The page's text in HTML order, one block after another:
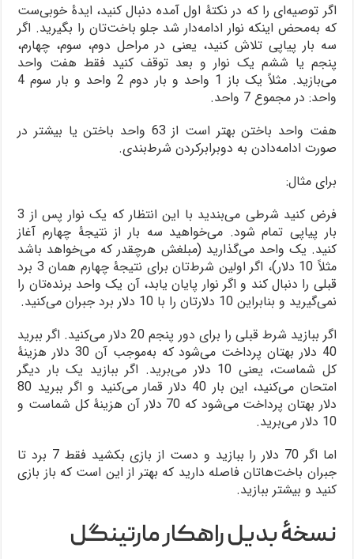
اگر توصیه‌ای را که در نکتۀ اول آمده دنبال کنید، ایدۀ خوبی‌ست
که به‌محض اینکه نوار ادامه‌دار شد جلو باخت‌تان را بگیرید. اگر
سه بار پیاپی تلاش کنید، یعنی در مراحل دوم، سوم، چهارم،
پنجم یا ششم یک نوار و بعد توقف کنید فقط هفت واحد
می‌بازید. مثلاً یک باز 1 واحد و بار دوم 2 واحد و بار سوم 4
واحد: در مجموع 7 واحد.
هفت واحد باختن بهتر است از 63 واحد باختن یا بیشتر در
صورت ادامه‌دادن به دوبرابرکردن شرط‌بندی.
برای مثال:
فرض کنید شرطی می‌بندید با این انتظار که یک نوار پس از 3
بار پیاپی تمام شود. می‌خواهید سه بار از نتیجۀ چهارم آغاز
کنید. یک واحد می‌گذارید (مبلغش هرچقدر که می‌خواهد باشد
مثلاً 10 دلار)، اگر اولین شرط‌تان برای نتیجۀ چهارم همان 3 برد
قبلی را دنبال کند و اگر نوار پایان یابد، آن یک واحد برنده‌تان را
نمی‌گیرید و بنابراین 10 دلارتان را با 10 دلار برد جبران می‌کنید.
اگر ببازید شرط قبلی را برای دور پنجم 20 دلار می‌کنید. اگر ببرید
40 دلار بهتان پرداخت می‌شود که به‌موجب آن 30 دلار هزینۀ
کل شماست، یعنی 10 دلار می‌برید. اگر ببازید یک بار دیگر
امتحان می‌کنید، این بار 40 دلار قمار می‌کنید و اگر ببرید 80
دلار بهتان پرداخت می‌شود که 70 دلار آن هزینۀ کل شماست و
10 دلار می‌برید.
اما اگر 70 دلار را ببازید و دست از بازی بکشید فقط 7 برد تا
جبران باخت‌هاتان فاصله دارید که بهتر از این است که باز بازی
کنید و بیشتر ببازید.
نسخۀ بدیل راهکار مارتینگل